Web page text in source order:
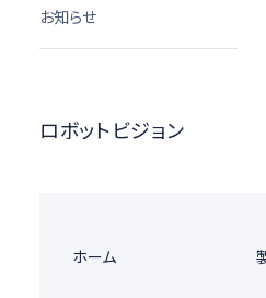
お知らせ
ロボットビジョン
ホーム